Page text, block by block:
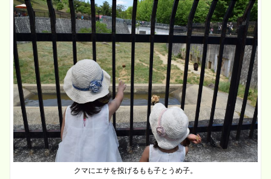
クマにエサを投げるもも子とうめ子。